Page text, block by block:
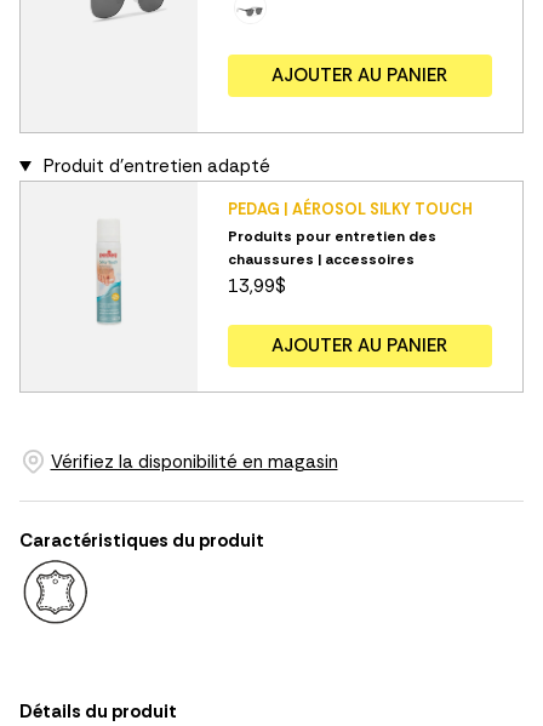
AJOUTER AU PANIER
Produit d'entretien adapté
PEDAG | AÉROSOL SILKY TOUCH
Produits pour entretien des
chaussures | accessoires
13,99$
AJOUTER AU PANIER
Vérifiez la disponibilité en magasin
Caractéristiques du produit
Détails du produit